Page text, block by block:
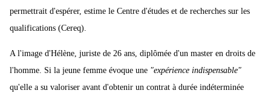
permettrait d'espérer, estime le Centre d'études et de recherches sur les
qualifications (Cereq).
A l'image d'Hélène, juriste de 26 ans, diplômée d'un master en droits de
l'homme. Si la jeune femme évoque une "expérience indispensable"
qu'elle a su valoriser avant d'obtenir un contrat à durée indéterminée